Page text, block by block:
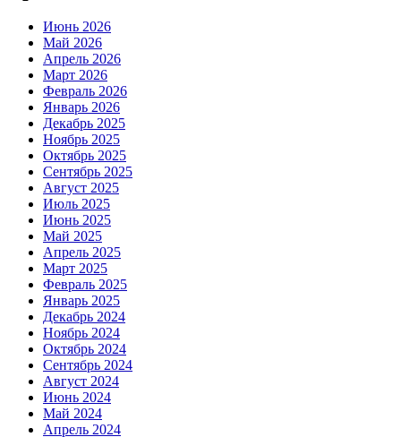
Июнь 2026
Май 2026
Апрель 2026
Март 2026
Февраль 2026
Январь 2026
Декабрь 2025
Ноябрь 2025
Октябрь 2025
Сентябрь 2025
Август 2025
Июль 2025
Июнь 2025
Май 2025
Апрель 2025
Март 2025
Февраль 2025
Январь 2025
Декабрь 2024
Ноябрь 2024
Октябрь 2024
Сентябрь 2024
Август 2024
Июнь 2024
Май 2024
Апрель 2024